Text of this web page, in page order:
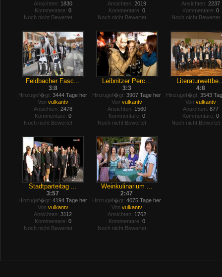
Ansichten: 1830
Kommentare: 0
Noch nicht Bewertet
Ansichten: 2019
Kommentare: 0
Noch nicht Bewertet
Ansichten: 2237
Kommentare: 0
Noch nicht Bewertet
Feldbacher Fasc...
3:8
Hinzugef�gt: 3444 Tage her
Von vulkantv
Ansichten: 2478
Kommentare: 0
Noch nicht Bewertet
Leibnitzer Perc...
3:3
Hinzugef�gt: 3907 Tage her
Von vulkantv
Ansichten: 1560
Kommentare: 0
Noch nicht Bewertet
4:8
Hinzugef�gt: 3543
Von vulkantv
Ansichten: 877
Kommentare: 0
Noch nicht Bewertet
Stadtparteitag ...
3:57
Hinzugef�gt: 4194 Tage her
Von vulkantv
Ansichten: 3112
Kommentare: 0
Noch nicht Bewertet
Weinkulinarium ...
2:47
Hinzugef�gt: 4075 Tage her
Von vulkantv
Ansichten: 1762
Kommentare: 0
Noch nicht Bewertet